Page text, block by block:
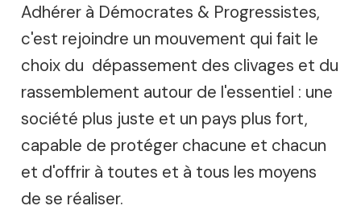
Adhérer à Démocrates & Progressistes,
c'est rejoindre un mouvement qui fait le
choix du dépassement des clivages et du
rassemblement autour de l'essentiel : une
société plus juste et un pays plus fort,
capable de protéger chacune et chacun
et d'offrir à toutes et à tous les moyens
de se réaliser.